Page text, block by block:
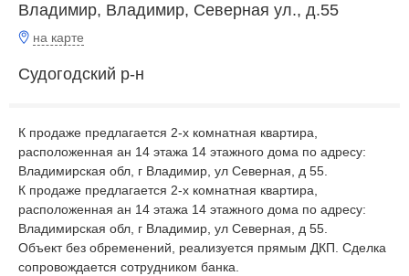
Владимир, Владимир, Северная ул., д.55
на карте
Судогодский р-н
К продаже предлагается 2-х комнатная квартира,
расположенная ан 14 этажа 14 этажного дома по адресу:
Владимирская обл, г Владимир, ул Северная, д 55.
К продаже предлагается 2-х комнатная квартира,
расположенная ан 14 этажа 14 этажного дома по адресу:
Владимирская обл, г Владимир, ул Северная, д 55.
Объект без обременений, реализуется прямым ДКП. Сделка
сопровождается сотрудником банка.